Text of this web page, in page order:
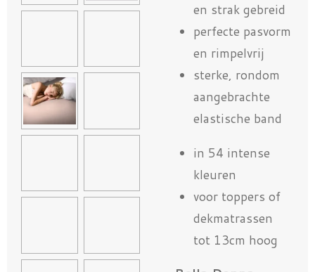
en strak gebreid
perfecte pasvorm
en rimpelvrij
sterke, rondom
aangebrachte
elastische band
in 54 intense
kleuren
voor toppers of
dekmatrassen
tot 13cm hoog